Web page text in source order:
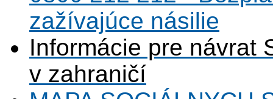
zažívajúce násilie
Informácie pre návrat
v zahraničí